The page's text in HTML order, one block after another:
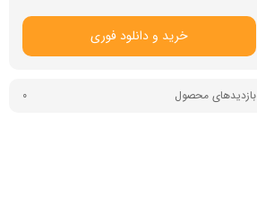
خرید و دانلود فوری
بازدیدهای محصول 0